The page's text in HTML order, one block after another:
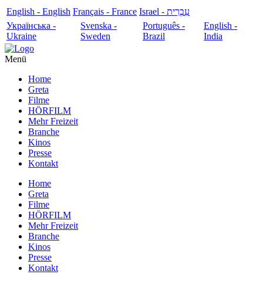
English - English Français - France
עִבְרִית - Israel
Українська -
Ukraine
Svenska -
Sweden
Português -
Brazil
English -
India
Menü
Home
Greta
Filme
HÖRFILM
Mehr Freizeit
Branche
Kinos
Presse
Kontakt
Home
Greta
Filme
HÖRFILM
Mehr Freizeit
Branche
Kinos
Presse
Kontakt